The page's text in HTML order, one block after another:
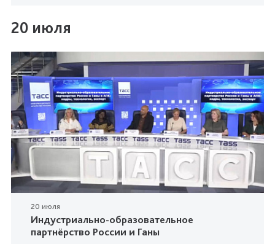
20 июля
20 июля
Индустриально-образовательное
партнёрство России и Ганы